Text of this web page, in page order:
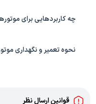
چه کاربردهایی برای
منازل، پروژه‌های ساختمانی و
تجاری و صنعتی و موارد دیگر
نحوه تعمیر و نگهداری
مراجعه کنید.قوانین ارسال نظر